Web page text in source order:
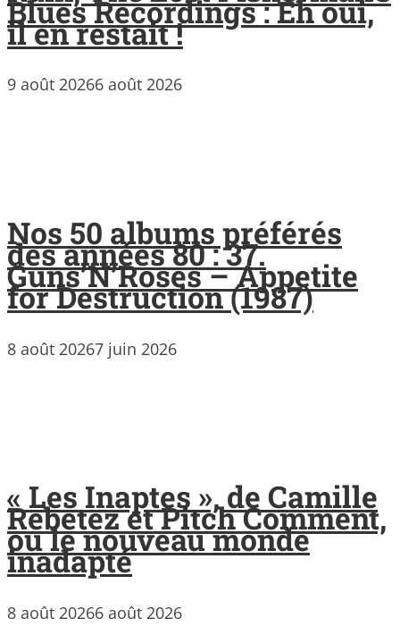
Blues Recordings : Eh oui,
il en restait !
9 août 20266 août 2026
Nos 50 albums préférés
des années 80 : 37.
Guns’N’Roses – Appetite
for Destruction (1987)
8 août 20267 juin 2026
« Les Inaptes », de Camille
Rebetez et Pitch Comment,
ou le nouveau monde
inadapté
8 août 20266 août 2026